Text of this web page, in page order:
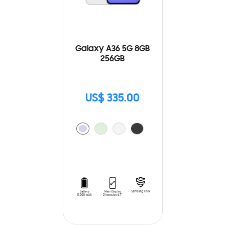
Galaxy A36 5G 8GB
256GB
US$ 335.00